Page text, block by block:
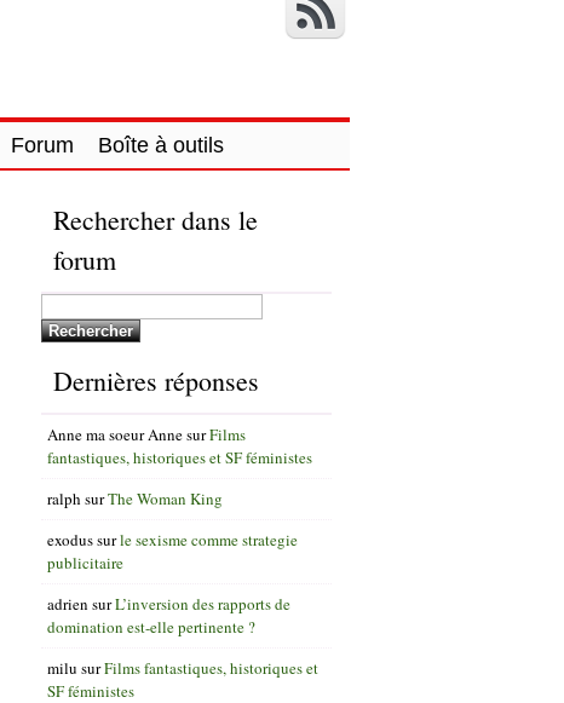
Forum Boîte à outils
Rechercher dans le
forum
Dernières réponses
Anne ma soeur AnnesurFilms
fantastiques, historiques et SF féministes
ralph surThe Woman King
exodussurle sexisme comme strategie
publicitaire
adrien surL’inversion des rapports de
domination est-elle pertinente ?
milu surFilms fantastiques, historiques et
SF féministes